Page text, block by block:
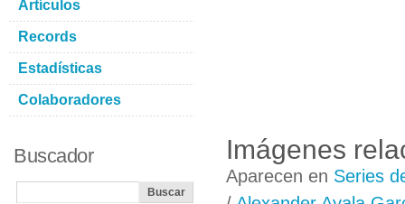
Imágenes
Aparecen en Series
Artículos
Records
Estadísticas
Colaboradores
Buscador